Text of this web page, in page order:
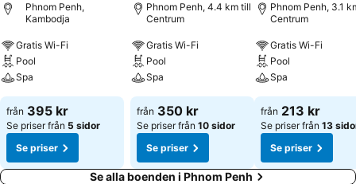
Phnom Penh,
Kambodja
Gratis Wi-Fi
Pool
Spa
från 395 kr
Se priser från 5 sidor
Se priser
Phnom Penh, 4.4 km till
Centrum
Gratis Wi-Fi
Pool
Spa
från 350 kr
Se priser från 10 sidor
Se priser
Phnom Penh, 3.1
Centrum
Gratis Wi-Fi
Pool
Spa
från 213 kr
Se priser från 13
Se priser
Se alla boenden i Phnom Penh